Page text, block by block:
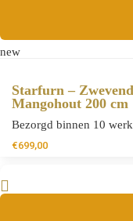
new
Starfurn –
Mangohout 200 cm
Bezorgd binnen 10
€699,00